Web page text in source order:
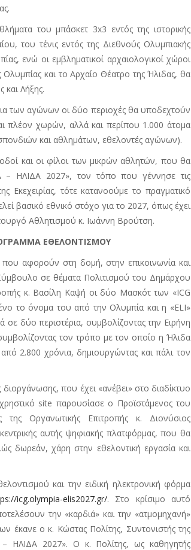
του μπάσκετ 3x3 εντός της ιστορικής
του τένις εντός της Διεθνούς Ολυμπιακής
ενώ οι εμβληματικοί αρχαιολογικοί χώροι
και το Αρχαίο Θέατρο της Ήλιδας, θα
και Λήξης.
των αγώνων οι δύο περιοχές θα υποδεχτούν
πλέον χωρών, αλλά και περίπου 1.000 άτομα
και αθλημάτων, εθελοντές αγώνων).
και οι φίλοι των μικρών αθλητών, που θα
– ΗΛΙΔΑ 2027», τον τόπο που γέννησε τις
Εκεχειρίας, τότε κατανοούμε το πραγματικό
βασικό εθνικό στόχο για το 2027, όπως έχει
Αθλητισμού κ. Ιωάννη Βρούτση.
ΕΘΕΛΟΝΤΙΣΜΟΥ
αφορούν στη δομή, στην επικοινωνία και
σε θέματα Πολιτισμού του Δημάρχου
κ. Βασίλη Καψή οι δύο Μασκότ των «ICG
το όνομα του από την Ολυμπία και η «ELI»
δύο περιστέρια, συμβολίζοντας την Ειρήνη
τον τρόπο με τον οποίο η Ήλιδα
2.800 χρόνια, δημιουργώντας και πάλι τον
που έχει «ανέβει» στο διαδίκτυο
site παρουσίασε ο Προϊστάμενος του
Οργανωτικής Επιτροπής κ. Διονύσιος
αυτής ψηφιακής πλατφόρμας, που θα
δωρεάν, χάρη στην εθελοντική εργασία και
και την ειδική ηλεκτρονική φόρμα
icg.olympia-elis2027.gr/. Στο κρίσιμο αυτό
την «καρδιά» και την «ατμομηχανή»
έκανε ο κ. Κώστας Πολίτης, Συντονιστής της
– ΗΛΙΔΑ 2027». Ο κ. Πολίτης, ως καθηγητής